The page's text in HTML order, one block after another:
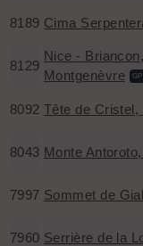
8189 Cima
8129
Nice -
Montgenèvre
8092 Tête de Cristel,
8043 Monte
7997 Sommet de
7960 Serrière de la